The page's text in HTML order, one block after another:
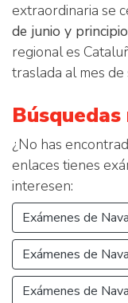
extraordinaria se
de junio y
regional es
traslada al mes
¿No has
enlaces tienes
interesen:
Exámenes de
Exámenes de
Exámenes de